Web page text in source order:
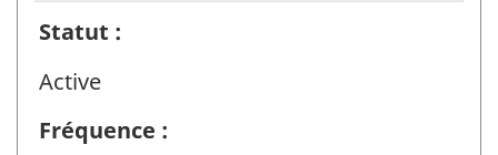
Statut :
Active
Fréquence :